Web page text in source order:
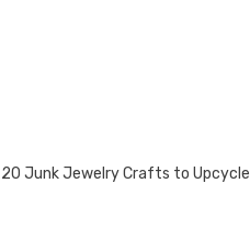
20 Junk Jewelry Crafts to Upcycle